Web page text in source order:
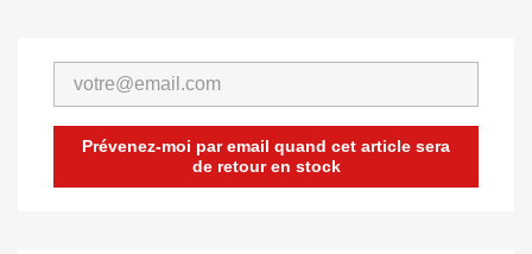
Prévenez-moi par email quand cet article sera
de retour en stock